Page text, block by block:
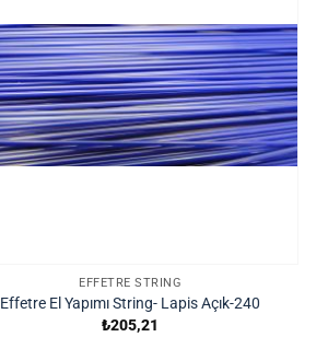
EFFETRE STRING
Effetre El Yapımı String- Lapis Açık-240
₺205,21